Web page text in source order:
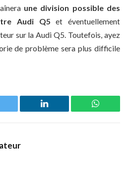
une division possible des
Audi Q5 et éventuellement
sur la Audi Q5. Toutefois, ayez
de problème sera plus difficile
LinkedIn